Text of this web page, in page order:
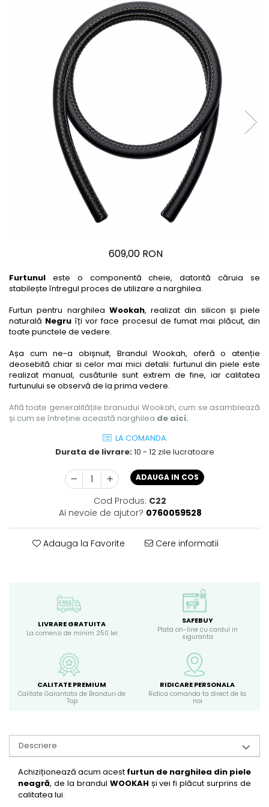
609,00 RON
Furtunul este o componentă cheie, datorită căruia se
stabilește întregul proces de utilizare a narghilea.
Furtun pentru narghilea Wookah, realizat din silicon și piele
naturală Negru îți vor face procesul de fumat mai plăcut, din
toate punctele de vedere.
Așa cum ne-a obișnuit, Brandul Wookah, oferă o atenție
deosebită chiar si celor mai mici detalii: furtunul din piele este
realizat manual, cusăturile sunt extrem de fine, iar calitatea
furtunului se observă de la prima vedere.
Află toate generalitățile branudui Wookah, cum se asamblează
și cum se întreține această narghilea de aici.
LA COMANDA
Durata de livrare:10 - 12 zile lucratoare
ADAUGA IN COS
Cod Produs: C22
Ai nevoie de ajutor? 0760059528
Adauga la Favorite Cere informatii
LIVRARE GRATUITA
La comenzi de minim 250 lei
SAFEBUY
Plata on-line cu cardul in
siguranta
CALITATE PREMIUM
Calitate Garantata de Branduri de
Top
RIDICARE PERSONALA
Ridica comanda ta direct de la
noi
Descriere
Achiziționează acum acest furtun de narghilea din piele
neagră, de la brandul WOOKAH și vei fi plăcut surprins de
calitatea lui.